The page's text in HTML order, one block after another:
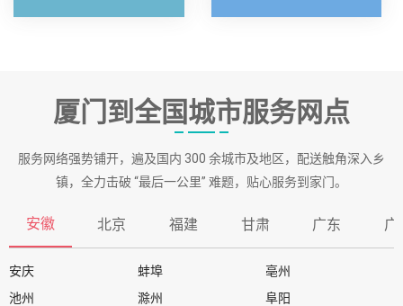
厦门到全国城市服务网点
服务网络强势铺开，遍及国内 300 余城市及地区，配送触角深入乡
镇，全力击破 “最后一公里” 难题，贴心服务到家门。
安徽 北京 福建 甘肃 广东 广
安庆 蚌埠
亳州
池州
滁州
阜阳